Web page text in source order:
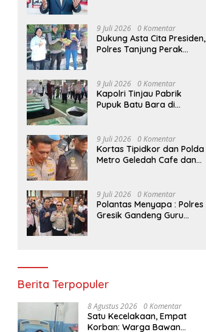
9 Juli 2026 0 Komentar
Dukung Asta Cita Presiden,
Polres Tanjung Perak
Wedi.
9 Juli 2026 0 Komentar
Kapolri Tinjau Pabrik
Pupuk Batu Bara di
Kelompok Tani Riau
9 Juli 2026 0 Komentar
Kortas Tipidkor dan Polda
Metro Geledah Cafe dan
9 Juli 2026 0 Komentar
Polantas Menyapa : Polres
Gresik Gandeng Guru
Berita Terpopuler
8 Agustus 2026 0 Komentar
Satu Kecelakaan, Empat
Korban: Warga Bawan